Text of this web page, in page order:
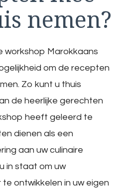
nemen?
workshop Marokkaans
om de recepten
Zo kunt u thuis
de heerlijke gerechten
heeft geleerd te
dienen als een
aan uw culinaire
in staat om uw
ontwikkelen in uw eigen